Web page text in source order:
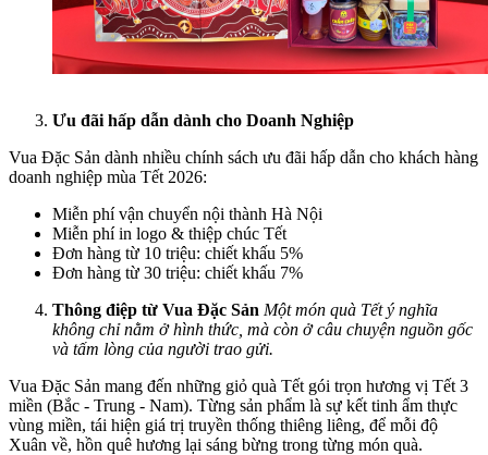
Ưu đãi hấp dẫn dành cho Doanh Nghiệp
Vua Đặc Sản dành nhiều chính sách ưu đãi hấp dẫn cho khách hàng
doanh nghiệp mùa Tết 2026:
Miễn phí vận chuyển nội thành Hà Nội
Miễn phí in logo & thiệp chúc Tết
Đơn hàng từ 10 triệu: chiết khấu 5%
Đơn hàng từ 30 triệu: chiết khấu 7%
Thông điệp từ Vua Đặc Sản Một món quà Tết ý nghĩa
không chỉ nằm ở hình thức, mà còn ở câu chuyện nguồn gốc
và tấm lòng của người trao gửi.
Vua Đặc Sản mang đến những giỏ quà Tết gói trọn hương vị Tết 3
miền (Bắc - Trung - Nam). Từng sản phẩm là sự kết tinh ẩm thực
vùng miền, tái hiện giá trị truyền thống thiêng liêng, để mỗi độ
Xuân về, hồn quê hương lại sáng bừng trong từng món quà.